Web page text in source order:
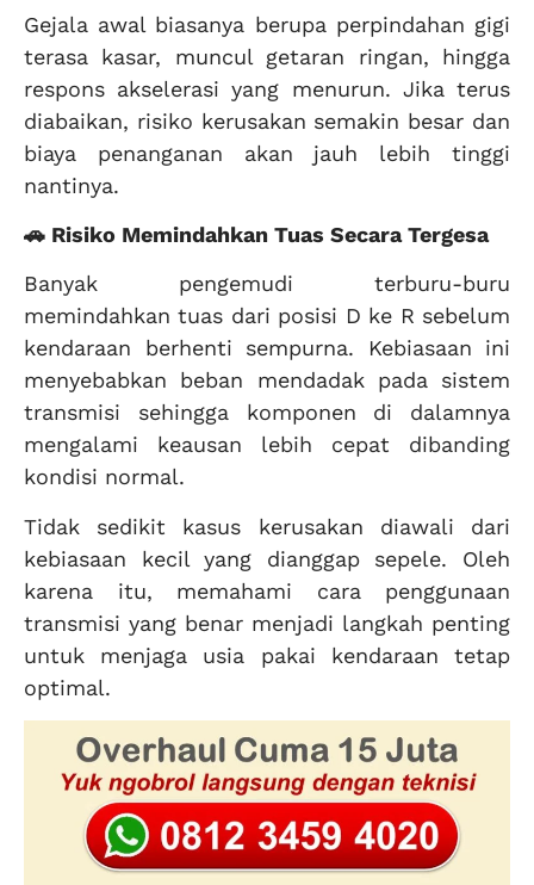
Gejala awal biasanya berupa perpindahan gigi
terasa kasar, muncul getaran ringan, hingga
respons akselerasi yang menurun. Jika terus
diabaikan, risiko kerusakan semakin besar dan
biaya penanganan akan jauh lebih tinggi
nantinya.
🚗 Risiko Memindahkan Tuas Secara Tergesa
Banyak pengemudi terburu-buru
memindahkan tuas dari posisi D ke R sebelum
kendaraan berhenti sempurna. Kebiasaan ini
menyebabkan beban mendadak pada sistem
transmisi sehingga komponen di dalamnya
mengalami keausan lebih cepat dibanding
kondisi normal.
Tidak sedikit kasus kerusakan diawali dari
kebiasaan kecil yang dianggap sepele. Oleh
karena itu, memahami cara penggunaan
transmisi yang benar menjadi langkah penting
untuk menjaga usia pakai kendaraan tetap
optimal.